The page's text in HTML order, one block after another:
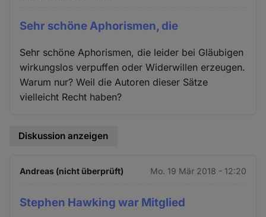
Sehr schöne Aphorismen, die
Sehr schöne Aphorismen, die leider bei Gläubigen
wirkungslos verpuffen oder Widerwillen erzeugen.
Warum nur? Weil die Autoren dieser Sätze
vielleicht Recht haben?
Diskussion anzeigen
Andreas (nicht überprüft) Mo. 19 Mär 2018 - 12:20
Stephen Hawking war Mitglied